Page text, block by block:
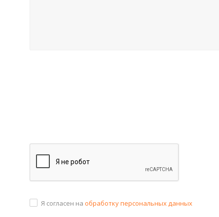
Я согласен на обработку персональных данных